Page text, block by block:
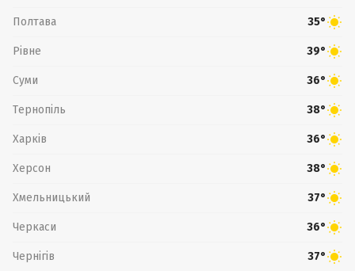
Полтава 35°
Рівне 39°
Суми 36°
Тернопіль 38°
Харків 36°
Херсон 38°
Хмельницький 37°
Черкаси 36°
Чернігів 37°